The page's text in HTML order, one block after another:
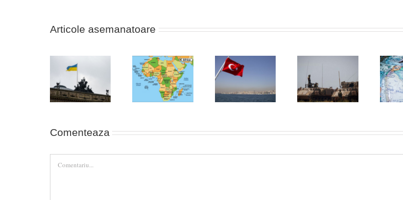
Articole asemanatoare
linie de front
între Occident
și Rusia (cazul
Neo-
otomanismul
Turciei,
catalizatorul
relației Israel-
Orientul
Mijlociu Lărgit
Război în
Orientul
Mijlociu Lărgit
(!?)
Comenteaza